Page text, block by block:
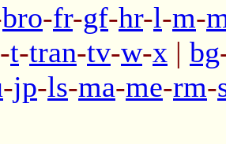
bro-fr-gf-hr-l-m-
-t-tran-tv-w-x | bg
-jp-ls-ma-me-rm-